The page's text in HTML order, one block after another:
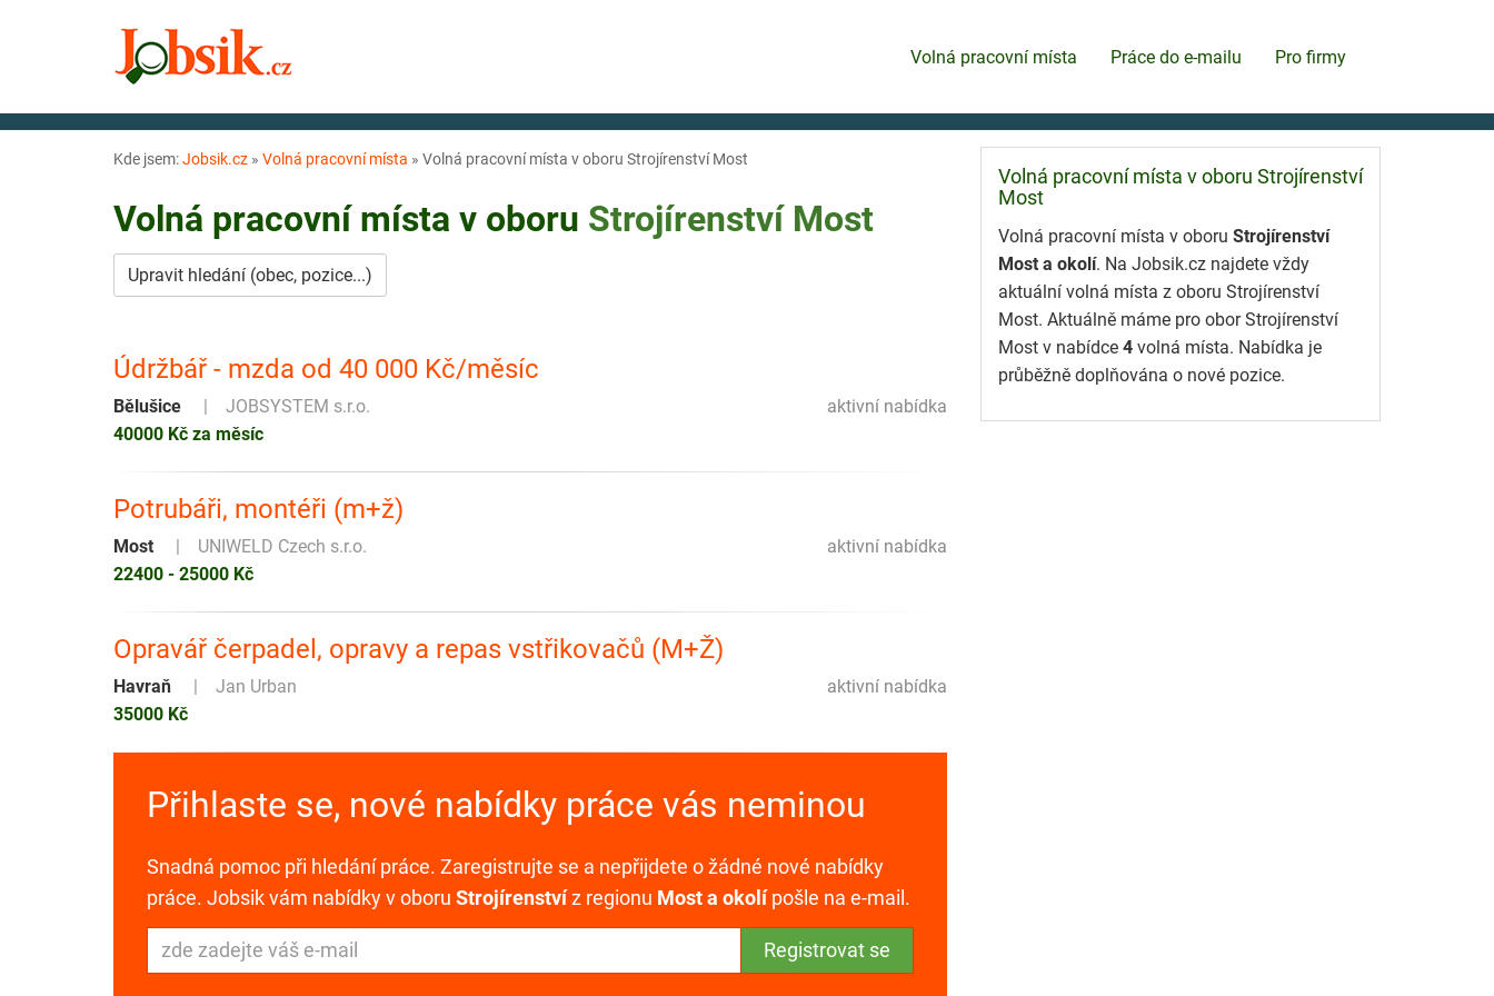
Volná pracovní místa Práce do e-mailu Pro firmy
Kde jsem:Jobsik.cz » Volná pracovní místa » Volná pracovní místa v oboru Strojírenství Most
Volná pracovní místa v oboru Strojírenství Most
Upravit hledání (obec, pozice...)
Údržbář - mzda od 40 000 Kč/měsíc
aktivní nabídka
Bělušice
JOBSYSTEM s.r.o.
40000 Kč za měsíc
Potrubáři, montéři (m+ž)
aktivní nabídka
Most
UNIWELD Czech s.r.o.
22400 - 25000 Kč
Opravář čerpadel, opravy a repas vstřikovačů (M+Ž)
aktivní nabídka
Havraň
Jan Urban
35000 Kč
Přihlaste se, nové nabídky práce vás neminou
Snadná pomoc při hledání práce. Zaregistrujte se a nepřijdete o žádné nové nabídky
práce. Jobsik vám nabídky v oboru Strojírenstvíz regionu Most a okolípošle na e-mail.
Volná pracovní místa v oboru Strojírenství
Most
Volná pracovní místa v oboru Strojírenství
Most a okolí. Na Jobsik.cz najdete vždy
aktuální volná místa z oboru Strojírenství
Most. Aktuálně máme pro obor Strojírenství
Most v nabídce 4 volná místa. Nabídka je
průběžně doplňována o nové pozice.